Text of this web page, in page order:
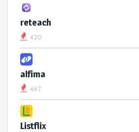
reteach
420
alfima
467
Listflix